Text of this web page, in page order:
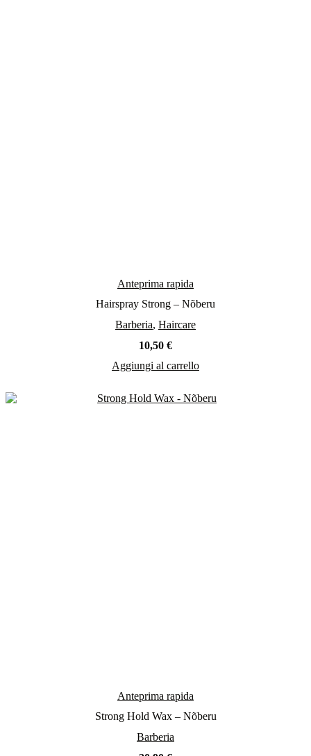
Anteprima rapida
Hairspray Strong – Nõberu
Barberia, Haircare
10,50 €
Aggiungi al carrello
Anteprima rapida
Strong Hold Wax – Nõberu
Barberia